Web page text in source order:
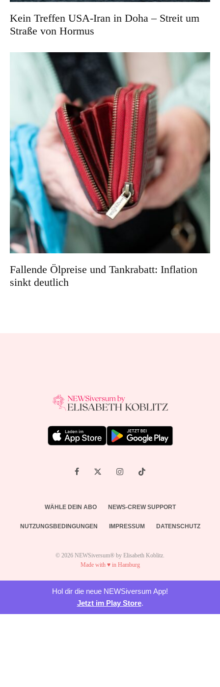
Kein Treffen USA-Iran in Doha – Streit um
Straße von Hormus
Fallende Ölpreise und Tankrabatt: Inflation
sinkt deutlich
WÄHLE DEIN ABO NEWS-CREW SUPPORT
NUTZUNGSBEDINGUNGEN IMPRESSUM DATENSCHUTZ
© 2026 NEWSiversum® by Elisabeth Koblitz.
Made with ♥ in Hamburg
Hol dir die neue NEWSiversum App!
Jetzt im Play Store.